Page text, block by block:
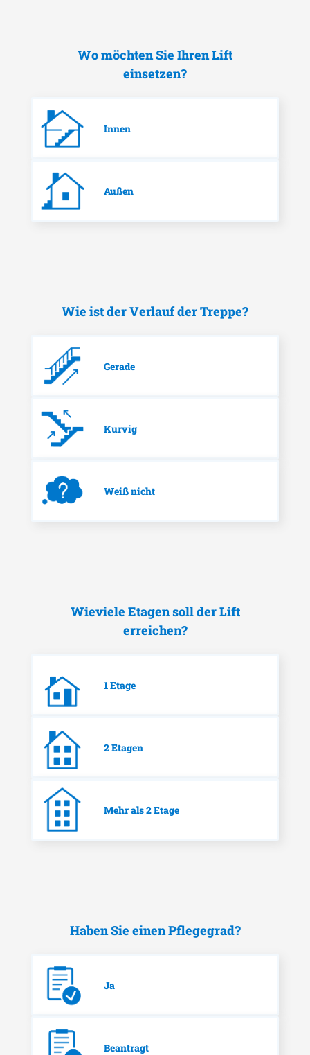
Wo möchten Sie Ihren Lift
einsetzen?
Innen
Außen
Wie ist der Verlauf der Treppe?
Gerade
Kurvig
Weiß nicht
Wieviele Etagen soll der Lift
erreichen?
1 Etage
2 Etagen
Mehr als 2 Etage
Haben Sie einen Pflegegrad?
Ja
Beantragt